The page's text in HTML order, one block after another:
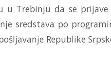
u Trebinju da se prijave
sredstava po
Republike